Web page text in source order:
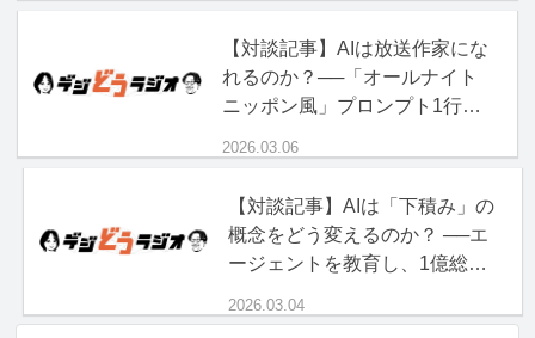
【対談記事】AIは放送作家にな
れるのか？──「オールナイト
ニッポン風」プロンプト1行の
2026.03.06
【対談記事】AIは「下積み」の
概念をどう変えるのか？ ──エ
ージェントを教育し、1億総ボ
2026.03.04